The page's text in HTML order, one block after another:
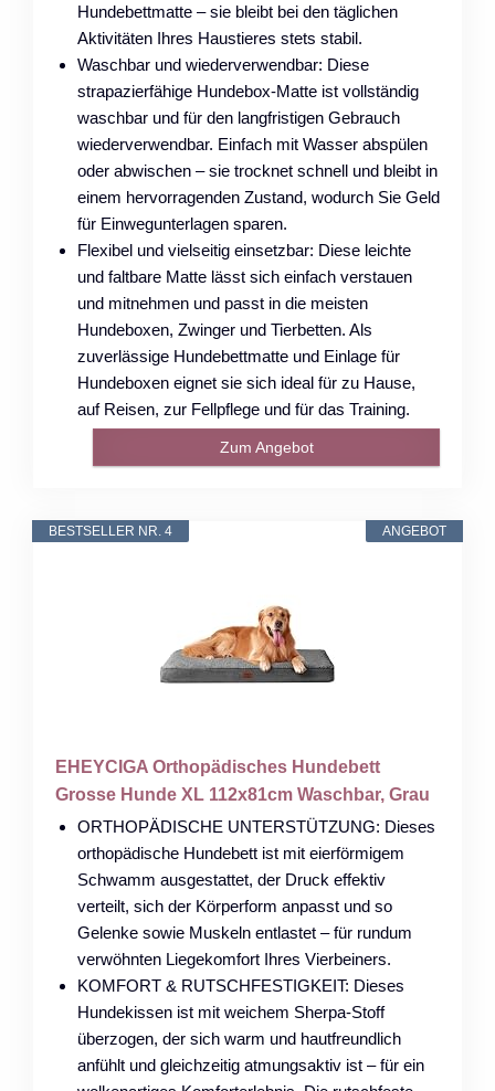
Hundebettmatte – sie bleibt bei den täglichen
Aktivitäten Ihres Haustieres stets stabil.
Waschbar und wiederverwendbar: Diese
strapazierfähige Hundebox-Matte ist vollständig
waschbar und für den langfristigen Gebrauch
wiederverwendbar. Einfach mit Wasser abspülen
oder abwischen – sie trocknet schnell und bleibt in
einem hervorragenden Zustand, wodurch Sie Geld
für Einwegunterlagen sparen.
Flexibel und vielseitig einsetzbar: Diese leichte
und faltbare Matte lässt sich einfach verstauen
und mitnehmen und passt in die meisten
Hundeboxen, Zwinger und Tierbetten. Als
zuverlässige Hundebettmatte und Einlage für
Hundeboxen eignet sie sich ideal für zu Hause,
auf Reisen, zur Fellpflege und für das Training.
Zum Angebot
ANGEBOT
BESTSELLER NR. 4
EHEYCIGA Orthopädisches Hundebett
Grosse Hunde XL 112x81cm Waschbar, Grau
ORTHOPÄDISCHE UNTERSTÜTZUNG: Dieses
orthopädische Hundebett ist mit eierförmigem
Schwamm ausgestattet, der Druck effektiv
verteilt, sich der Körperform anpasst und so
Gelenke sowie Muskeln entlastet – für rundum
verwöhnten Liegekomfort Ihres Vierbeiners.
KOMFORT & RUTSCHFESTIGKEIT: Dieses
Hundekissen ist mit weichem Sherpa-Stoff
überzogen, der sich warm und hautfreundlich
anfühlt und gleichzeitig atmungsaktiv ist – für ein